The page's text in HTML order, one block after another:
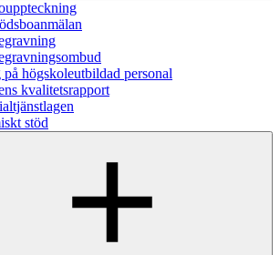
på högskoleutbildad personal
kvalitetsrapport
stöd